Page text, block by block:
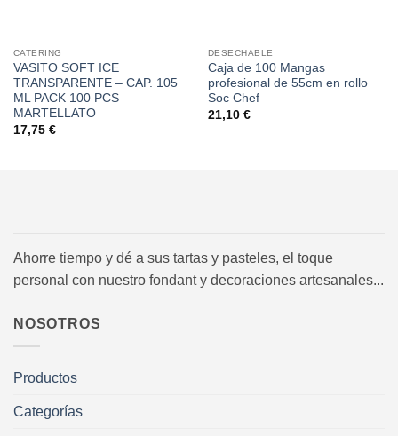
CATERING
VASITO SOFT ICE
TRANSPARENTE – CAP. 105
ML PACK 100 PCS –
MARTELLATO
17,75 €
DESECHABLE
Caja de 100 Mangas
profesional de 55cm en rollo
Soc Chef
21,10 €
Ahorre tiempo y dé a sus tartas y pasteles, el toque
personal con nuestro fondant y decoraciones artesanales...
NOSOTROS
Productos
Categorías